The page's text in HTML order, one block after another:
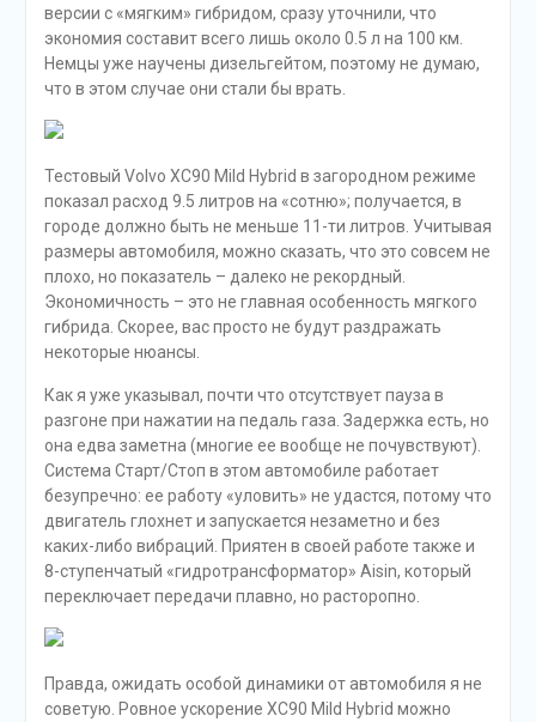
volvo относится к подключаемым гибридам, а это
означает, что двигаться он может как за счет
бензинового «движка», так и за счет электромотора, а
питается последний от литий-ионной батареи. Правда,
километров на сорок езды по городу, чего, в принципе,
вполне достаточно для стандартного маршрута «дом-
работа-дом». Но если увеличить число пунктов
назначения, то придется где-то подзаряжаться.
Для столицы сегодня это уже не такая и проблема,
однако в регионах найти специальную зарядную
станцию довольно сложно. Но создатели Вольво,
машину можно от обычной розетки, например, на
подземной парковке. Для этого в комплект входи
специальный кабель с переходником. Однако такая
зарядка займет часа четыре, да и не каждая розетка
подойдет – умная машина сначала ее проанализирует,
несколько секунд мигают две голубые лампочки на
кабеле. Если мигание сменяется непрерывной голубой
подсветкой, то все нормально. А вот если данный
индикатор замигал желтым, то придется поискать
розетку понадежнее.